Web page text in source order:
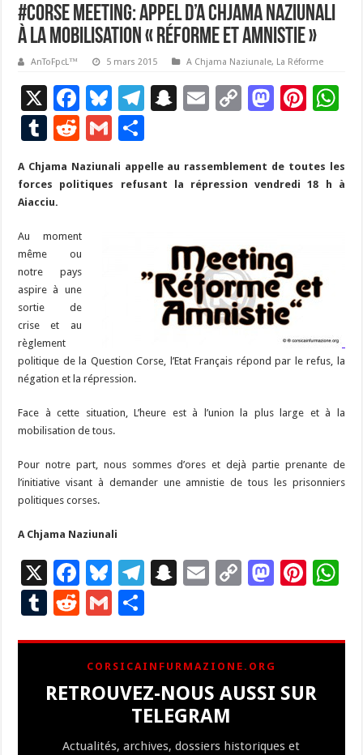
#Corse Meeting: Appel d’A Chjama Naziunali
à la mobilisation « réforme et amnistie »
AnToFpcL™ 5 mars 2015 A Chjama Naziunale, La Réforme
X
F
ac
e
b
o
k
Bl
u
es
ky
T
gr
S
p
at
E
l
C
y
k
M
d
Pi
es
T
m
bl
r
R
e
d
t
G
m
ai
ar
ta
A Chjama Naziunali appelle au rassemblement de toutes les
forces politiques refusant la répression vendredi 18 h à
Aiacciu.
Au moment
même ou
notre pays
aspire à une
sortie de
crise et au
règlement
politique de la Question Corse, l’Etat Français répond par le refus, la
négation et la répression.
Face à cette situation, L’heure est à l’union la plus large et à la
mobilisation de tous.
Pour notre part, nous sommes d’ores et dejà partie prenante de
l’initiative visant à demander une amnistie de tous les prisonniers
politiques corses.
A Chjama Naziunali
X
F
ac
e
b
o
o
Bl
u
es
ky
T
gr
a
m
S
p
c
h
at
E
l
C
y
Li
n
M
d
n
Pi
es
T
bl
r
R
d
di
t
G
ai
l
ta
g
er
CORSICAINFURMAZIONE.ORG
RETROUVEZ-NOUS AUSSI SUR
TELEGRAM
Actualités, archives, dossiers historiques et